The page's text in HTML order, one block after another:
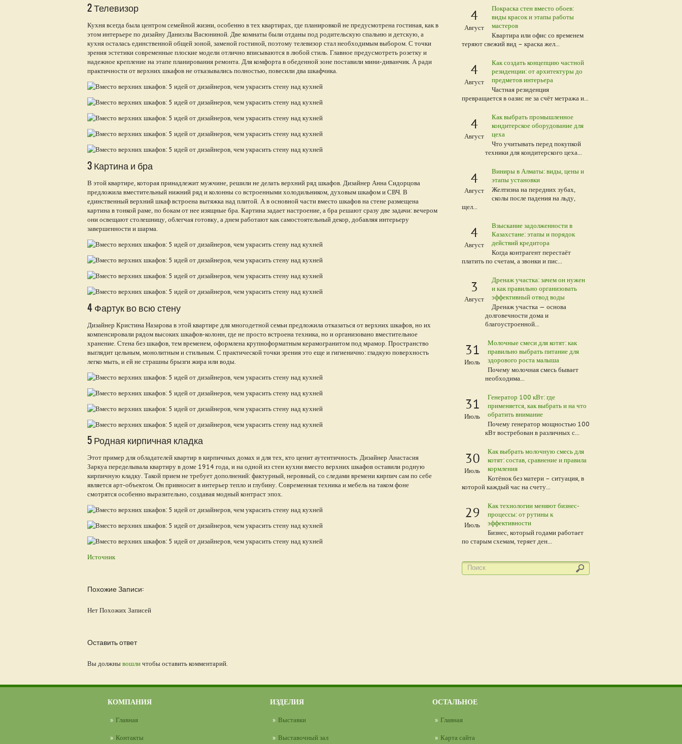
4
Август
Покраска стен вместо обоев:
виды красок и этапы работы
мастеров
Квартира или офис со временем
теряют свежий вид – краска жел...
4
Август
Как создать концепцию частной
резиденции: от архитектуры до
предметов интерьера
Частная резиденция
превращается в оазис не за счёт метража и...
4
Август
Как выбрать промышленное
кондитерское оборудование для
цеха
Что учитывать перед покупкой
техники для кондитерского цеха...
4
Август
Виниры в Алматы: виды, цены и
этапы установки
Желтизна на передних зубах,
сколы после падения на льду,
щел...
4
Август
Взыскание задолженности в
Казахстане: этапы и порядок
действий кредитора
Когда контрагент перестаёт
платить по счетам, а звонки и пис...
3
Август
Дренаж участка: зачем он нужен
и как правильно организовать
эффективный отвод воды
Дренаж участка — основа
долговечности дома и
благоустроенной...
31
Июль
Молочные смеси для котят: как
правильно выбрать питание для
здорового роста малыша
Почему молочная смесь бывает
необходима...
31
Июль
Генератор 100 кВт: где
применяется, как выбрать и на что
обратить внимание
Почему генератор мощностью 100
кВт востребован в различных с...
30
Июль
Как выбрать молочную смесь для
котят: состав, сравнение и правила
кормления
Котёнок без матери – ситуация, в
которой каждый час на счету...
29
Июль
Как технологии меняют бизнес-
процессы: от рутины к
эффективности
Бизнес, который годами работает
по старым схемам, теряет ден...
2 Телевизор
Кухня всегда была центром семейной жизни, особенно в тех квартирах, где планировкой не предусмотрена гостиная, как в
этом интерьере по дизайну Даниэлы Васюниной. Две комнаты были отданы под родительскую спальню и детскую, а
кухня осталась единственной общей зоной, заменой гостиной, поэтому телевизор стал необходимым выбором. С точки
зрения эстетики современные плоские модели отлично вписываются в любой стиль. Главное предусмотреть розетку и
надежное крепление на этапе планирования ремонта. Для комфорта в обеденной зоне поставили мини-диванчик. А ради
практичности от верхних шкафов не отказывались полностью, повесили два шкафчика.
3 Картина и бра
В этой квартире, которая принадлежит мужчине, решили не делать верхний ряд шкафов. Дизайнер Анна Сидорцова
предложила вместительный нижний ряд и колонны со встроенными холодильником, духовым шкафом и СВЧ. В
единственный верхний шкаф встроена вытяжка над плитой. А в основной части вместо шкафов на стене размещена
картина в тонкой раме, по бокам от нее изящные бра. Картина задает настроение, а бра решают сразу две задачи: вечером
они освещают столешницу, облегчая готовку, а днем работают как самостоятельный декор, добавляя интерьеру
завершенности и шарма.
4 Фартук во всю стену
Дизайнер Кристина Назарова в этой квартире для многодетной семьи предложила отказаться от верхних шкафов, но их
компенсировали рядом высоких шкафов-колонн, где не просто встроена техника, но и организовано вместительное
хранение. Стена без шкафов, тем временем, оформлена крупноформатным керамогранитом под мрамор. Пространство
выглядит цельным, монолитным и стильным. С практической точки зрения это еще и гигиенично: гладкую поверхность
легко мыть, и ей не страшны брызги жира или воды.
5 Родная кирпичная кладка
Этот пример для обладателей квартир в кирпичных домах и для тех, кто ценит аутентичность. Дизайнер Анастасия
Заркуа переделывала квартиру в доме 1914 года, и на одной из стен кухни вместо верхних шкафов оставили родную
кирпичную кладку. Такой прием не требует дополнений: фактурный, неровный, со следами времени кирпич сам по себе
является арт-объектом. Он привносит в интерьер тепло и глубину. Современная техника и мебель на таком фоне
смотрятся особенно выразительно, создавая модный контраст эпох.
Источник
Похожие Записи:
Нет Похожих Записей
Оставить ответ
Вы должнывошличтобы оставить комментарий.
КОМПАНИЯ
Главная
Контакты
ИЗДЕЛИЯ
Выставки
Выставочный зал
ОСТАЛЬНОЕ
Главная
Карта сайта